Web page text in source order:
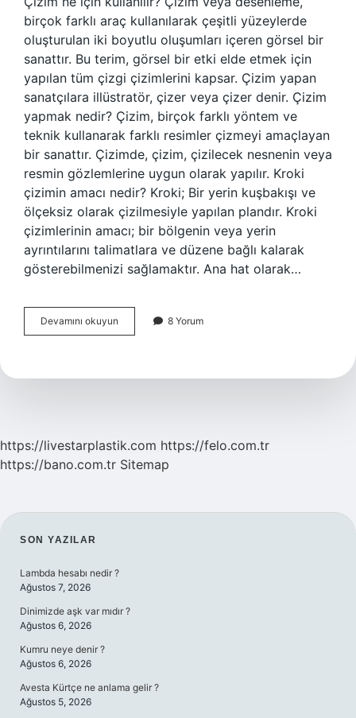
birçok farklı araç kullanılarak çeşitli yüzeylerde
oluşturulan iki boyutlu oluşumları içeren görsel bir
sanattır. Bu terim, görsel bir etki elde etmek için
yapılan tüm çizgi çizimlerini kapsar. Çizim yapan
sanatçılara illüstratör, çizer veya çizer denir. Çizim
yapmak nedir? Çizim, birçok farklı yöntem ve
teknik kullanarak farklı resimler çizmeyi amaçlayan
bir sanattır. Çizimde, çizim, çizilecek nesnenin veya
resmin gözlemlerine uygun olarak yapılır. Kroki
çizimin amacı nedir? Kroki; Bir yerin kuşbakışı ve
ölçeksiz olarak çizilmesiyle yapılan plandır. Kroki
çizimlerinin amacı; bir bölgenin veya yerin
ayrıntılarını talimatlara ve düzene bağlı kalarak
gösterebilmenizi sağlamaktır. Ana hat olarak…
Devamını okuyun
Amacı
8 Yorum
https://livestarplastik.com https://felo.com.tr
https://bano.com.tr Sitemap
SIDEBAR
SON YAZILAR
Lambda hesabı nedir ?
Ağustos 7, 2026
Dinimizde aşk var mıdır ?
Ağustos 6, 2026
Kumru neye denir ?
Ağustos 6, 2026
Avesta Kürtçe ne anlama gelir ?
Ağustos 5, 2026